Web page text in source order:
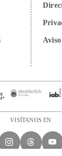
VISÍTANOS EN